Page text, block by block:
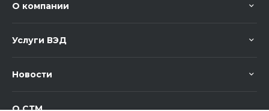
О компании
Услуги ВЭД
Новости
О СТМ